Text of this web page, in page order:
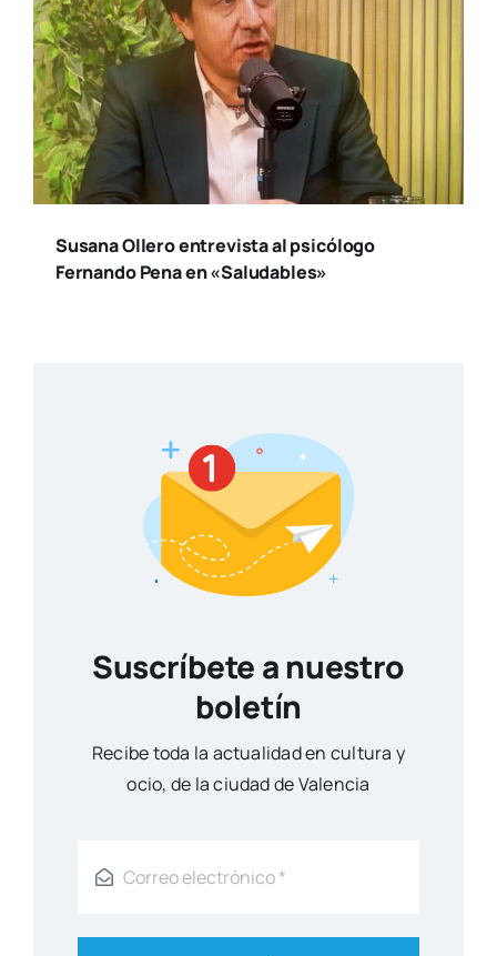
Susana Ollero entrevista al psicólogo
Fernando Pena en «Saludables»
Suscríbete a nuestro
boletín
Reci­be toda la actua­li­dad en cul­tu­ra y
ocio, de la ciu­dad de Valen­cia